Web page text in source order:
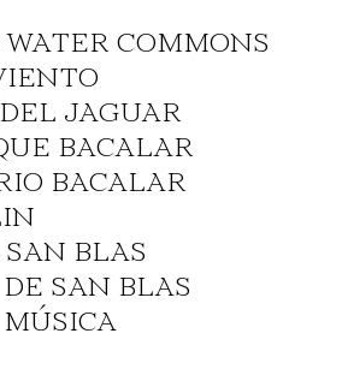
3631
CONTACTO
COMMONS
JAGUAR
BACALAR
BACALAR
BLAS
SAN BLAS